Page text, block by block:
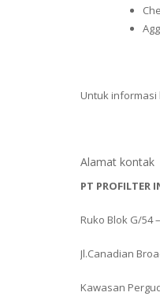
Untuk informasi
Alamat kontak
PT PROFILTER
Ruko Blok G/54
Jl.Canadian
Kawasan